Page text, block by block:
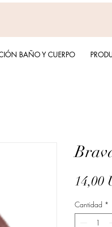
14,00
Cantidad *
BAÑO Y CUERPO